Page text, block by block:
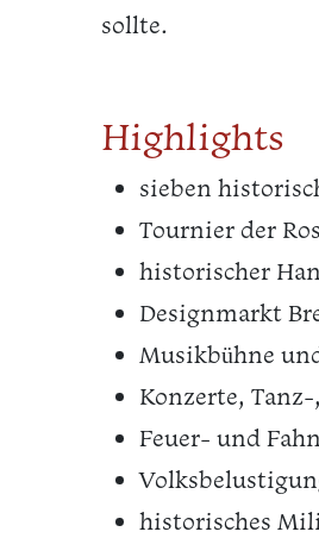
sollte.
Highlights
sieben
Tournier der
historischer
Designmarkt
Musikbühne
Konzerte,
Feuer- und
historisches